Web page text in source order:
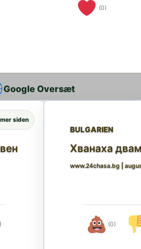
(0)
Google Oversæt
siden
BULGARIEN
Хванаха
www.24chasa.bg
(0)